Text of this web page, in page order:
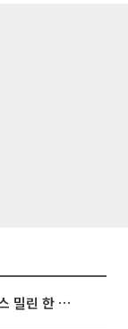
[베스트&워스트] 삼성전자·SK하이닉스 밀린 한 주…상상인증권은 85% 급등